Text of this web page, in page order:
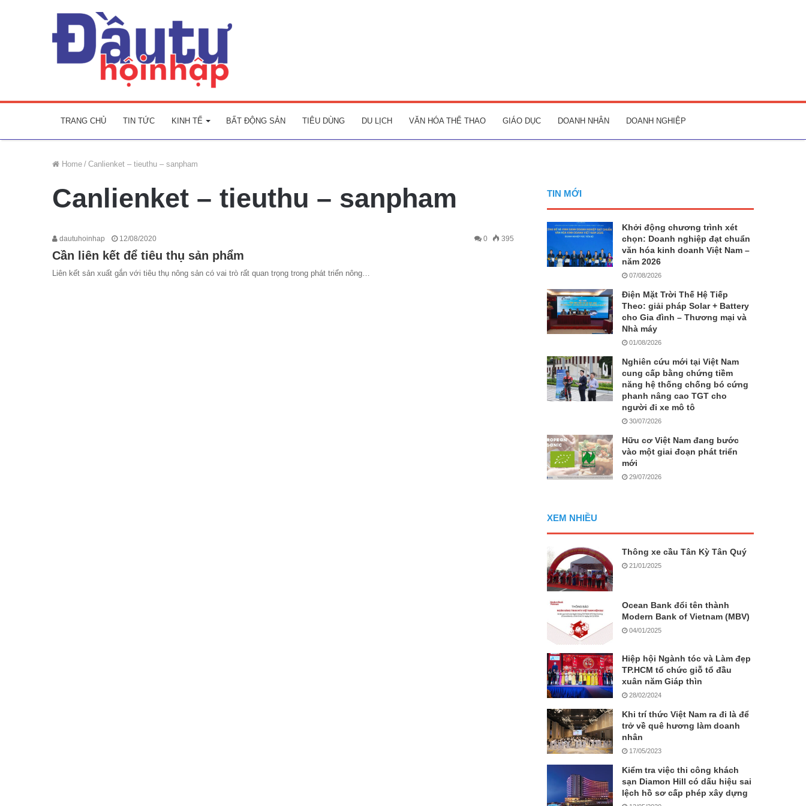
TRANG CHỦ TIN TỨC KINH TẾ BẤT ĐỘNG SẢN TIÊU DÙNG DU LỊCH VĂN HÓA THỂ THAO GIÁO DỤC DOANH NHÂN DOANH NGHIỆP
Home / Canlienket – tieuthu – sanpham
Canlienket – tieuthu – sanpham
dautuhoinhap 12/08/2020 0 395
Cần liên kết để tiêu thụ sản phẩm
Liên kết sản xuất gắn với tiêu thụ nông sản có vai trò rất quan trọng trong phát triển nông…
TIN MỚI
Khởi động chương trình xét
chọn: Doanh nghiệp đạt chuẩn
văn hóa kinh doanh Việt Nam –
năm 2026
07/08/2026
Điện Mặt Trời Thế Hệ Tiếp
Theo: giải pháp Solar + Battery
cho Gia đình – Thương mại và
Nhà máy
01/08/2026
Nghiên cứu mới tại Việt Nam
cung cấp bằng chứng tiềm
năng hệ thống chống bó cứng
phanh nâng cao TGT cho
người đi xe mô tô
30/07/2026
Hữu cơ Việt Nam đang bước
vào một giai đoạn phát triển
mới
29/07/2026
XEM NHIỀU
Thông xe cầu Tân Kỳ Tân Quý
21/01/2025
Ocean Bank đổi tên thành
Modern Bank of Vietnam (MBV)
04/01/2025
Hiệp hội Ngành tóc và Làm đẹp
TP.HCM tổ chức giỗ tổ đầu
xuân năm Giáp thìn
28/02/2024
Khi trí thức Việt Nam ra đi là để
trở về quê hương làm doanh
nhân
17/05/2023
Kiểm tra việc thi công khách
sạn Diamon Hill có dấu hiệu sai
lệch hồ sơ cấp phép xây dựng